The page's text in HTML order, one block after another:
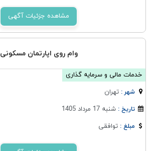
مشاهده جزئیات آگهی
وام روی اپارتمان مسکونی
خدمات مالی و سرمایه گذاری
شهر :تهران
تاریخ :شنبه 17 مرداد 1405
مبلغ :توافقی